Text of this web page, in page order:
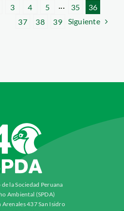
3 4 5 ··· 35
36
37
38 39 Siguiente
la Sociedad Peruana
Ambiental (SPDA)
437 San Isidro